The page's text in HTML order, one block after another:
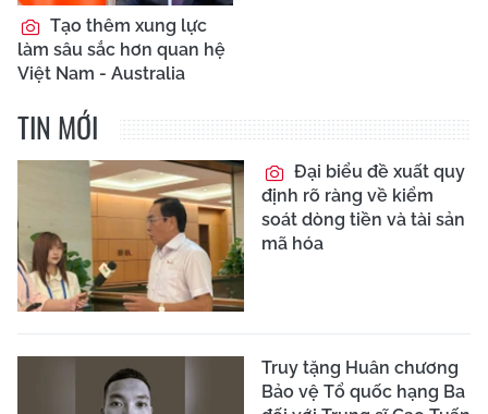
Tạo thêm xung lực
làm sâu sắc hơn quan hệ
Việt Nam - Australia
TIN MỚI
Đại biểu đề xuất quy
định rõ ràng về kiểm
soát dòng tiền và tài sản
mã hóa
Truy tặng Huân chương
Bảo vệ Tổ quốc hạng Ba